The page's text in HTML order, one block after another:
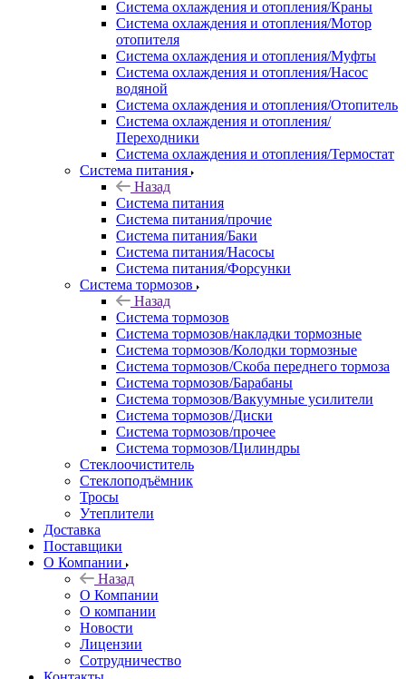
Система охлаждения и отопления/Краны
Система охлаждения и отопления/Мотор
отопителя
Система охлаждения и отопления/Муфты
Система охлаждения и отопления/Насос
водяной
Система охлаждения и отопления/Отопитель
Система охлаждения и отопления/
Переходники
Система охлаждения и отопления/Термостат
Система питания
Назад
Система питания
Система питания/прочие
Система питания/Баки
Система питания/Насосы
Система питания/Форсунки
Система тормозов
Назад
Система тормозов
Система тормозов/накладки тормозные
Система тормозов/Колодки тормозные
Система тормозов/Скоба переднего тормоза
Система тормозов/Барабаны
Система тормозов/Вакуумные усилители
Система тормозов/Диски
Система тормозов/прочее
Система тормозов/Цилиндры
Стеклоочиститель
Стеклоподъёмник
Тросы
Утеплители
Доставка
Поставщики
О Компании
Назад
О Компании
О компании
Новости
Лицензии
Сотрудничество